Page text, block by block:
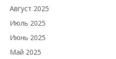
Август 2025
Июль 2025
Июнь 2025
Май 2025